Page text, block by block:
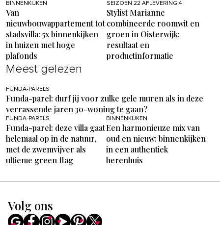
BINNENKIJKEN
Van
nieuwbouwappartement tot
stadsvilla: 5x binnenkijken
in huizen met hoge
plafonds
SEIZOEN 22 AFLEVERING 4
Stylist Marianne
combineerde roomwit en
groen in Oisterwijk:
resultaat en
productinformatie
Meest gelezen
FUNDA-PARELS
Funda-parel: durf jij voor zulke gele muren als in deze
verrassende jaren 30-woning te gaan?
FUNDA-PARELS
Funda-parel: deze villa gaat
helemaal op in de natuur,
met de zwemvijver als
ultieme green flag
BINNENKIJKEN
Een harmonieuze mix van
oud en nieuw: binnenkijken
in een authentiek
herenhuis
Volg ons